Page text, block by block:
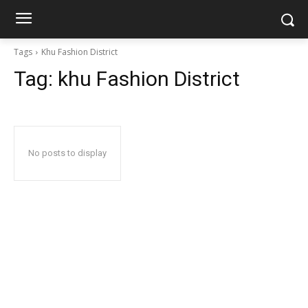
Tags Khu Fashion District
Tag: khu Fashion District
No posts to display